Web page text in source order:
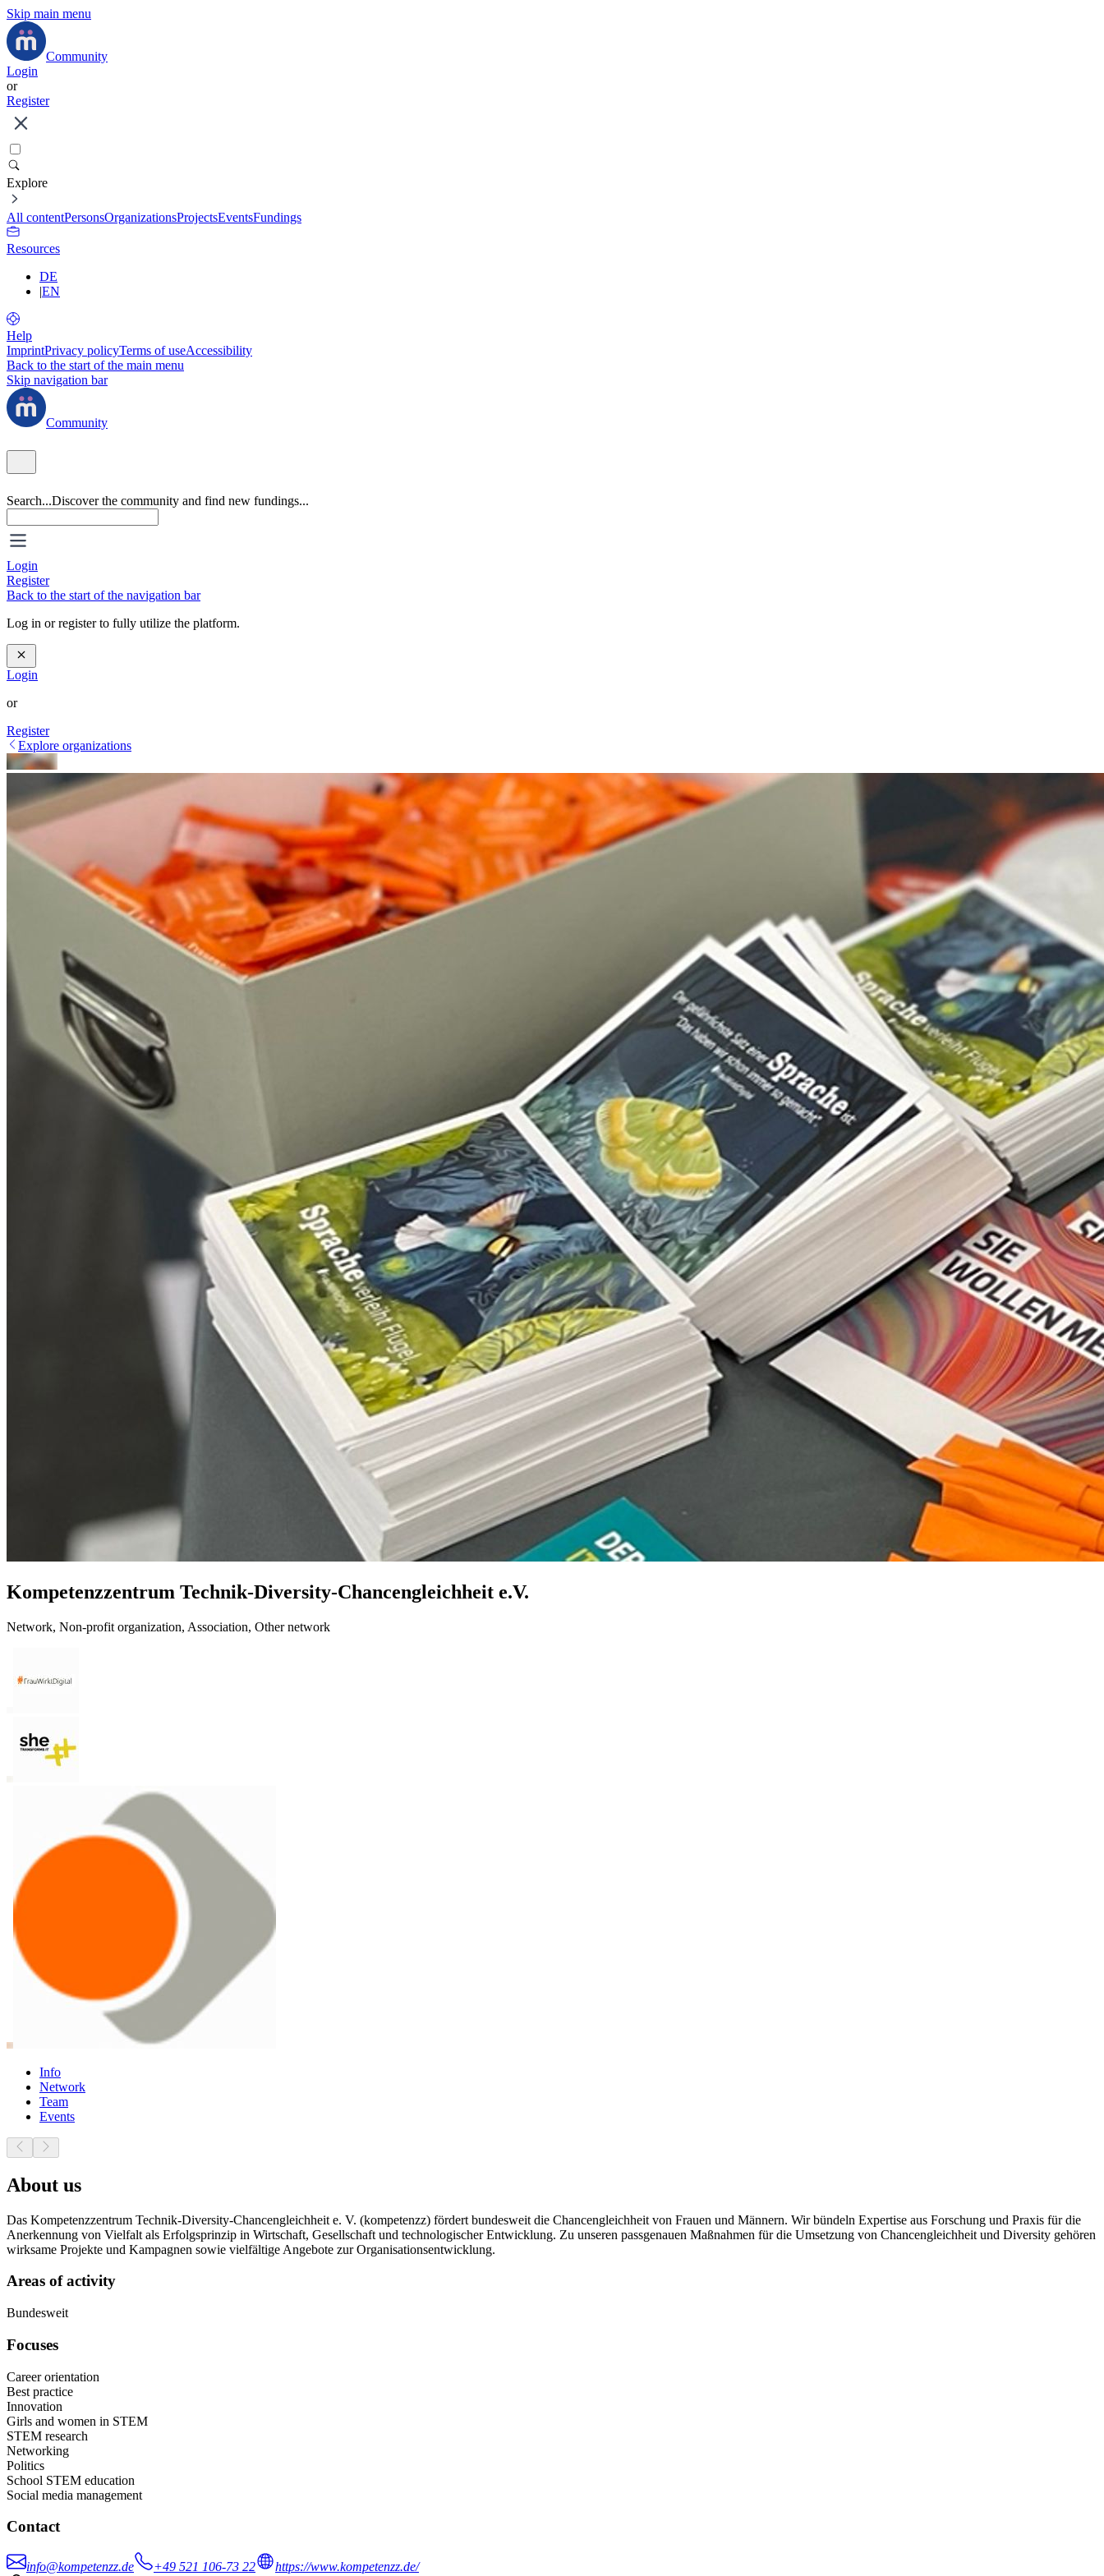
Skip main menu
Community
Login
or
Register
Explore
All contentPersonsOrganizationsProjectsEventsFundings
Resources
DE
|EN
Help
ImprintPrivacy policyTerms of useAccessibility
Back to the start of the main menu
Skip navigation bar
Community
Search...Discover the community and find new fundings...
Login
Register
Back to the start of the navigation bar
Log in or register to fully utilize the platform.
Login
or
Register
Explore organizations
Kompetenzzentrum Technik-Diversity-Chancengleichheit e.V.
Network, Non-profit organization, Association, Other network
Info
Network
Team
Events
About us
Das Kompetenzzentrum Technik-Diversity-Chancengleichheit e. V. (kompetenzz) fördert bundesweit die Chancengleichheit von Frauen und Männern. Wir bündeln Expertise aus Forschung und Praxis für die
Anerkennung von Vielfalt als Erfolgsprinzip in Wirtschaft, Gesellschaft und technologischer Entwicklung. Zu unseren passgenauen Maßnahmen für die Umsetzung von Chancengleichheit und Diversity gehören
wirksame Projekte und Kampagnen sowie vielfältige Angebote zur Organisationsentwicklung.
Areas of activity
Bundesweit
Focuses
Career orientation
Best practice
Innovation
Girls and women in STEM
STEM research
Networking
Politics
School STEM education
Social media management
Contact
info@kompetenzz.de +49 521 106-73 22 https://www.kompetenzz.de/